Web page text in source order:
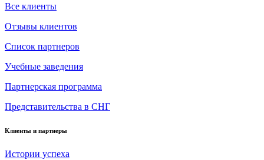
Все клиенты
Отзывы клиентов
Список партнеров
Учебные заведения
Партнерская программа
Представительства в СНГ
Клиенты и партнеры
Истории успеха